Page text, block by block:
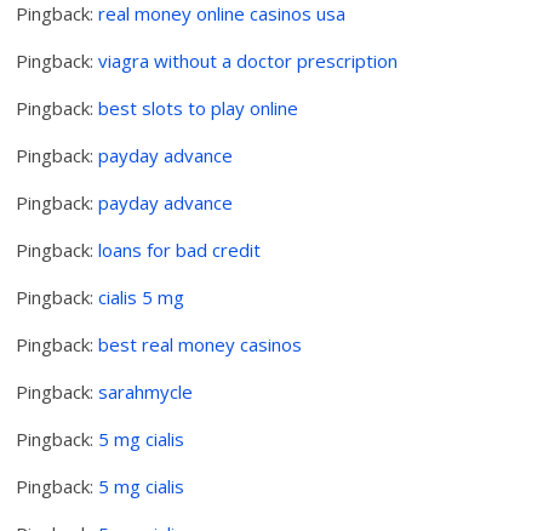
Pingback:real money online casinos usa
Pingback:viagra without a doctor prescription
Pingback:best slots to play online
Pingback:payday advance
Pingback:payday advance
Pingback:loans for bad credit
Pingback:cialis 5 mg
Pingback:best real money casinos
Pingback:sarahmycle
Pingback: 5 mg cialis
Pingback: 5 mg cialis